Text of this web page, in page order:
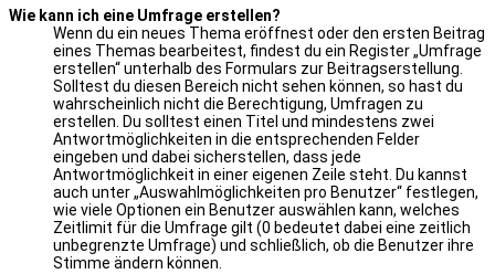
Wie kann ich eine Umfrage erstellen?
Wenn du ein neues Thema eröffnest oder den ersten Beitrag
eines Themas bearbeitest, findest du ein Register „Umfrage
erstellen“ unterhalb des Formulars zur Beitragserstellung.
Solltest du diesen Bereich nicht sehen können, so hast du
wahrscheinlich nicht die Berechtigung, Umfragen zu
erstellen. Du solltest einen Titel und mindestens zwei
Antwortmöglichkeiten in die entsprechenden Felder
eingeben und dabei sicherstellen, dass jede
Antwortmöglichkeit in einer eigenen Zeile steht. Du kannst
auch unter „Auswahlmöglichkeiten pro Benutzer“ festlegen,
wie viele Optionen ein Benutzer auswählen kann, welches
Zeitlimit für die Umfrage gilt (0 bedeutet dabei eine zeitlich
unbegrenzte Umfrage) und schließlich, ob die Benutzer ihre
Stimme ändern können.